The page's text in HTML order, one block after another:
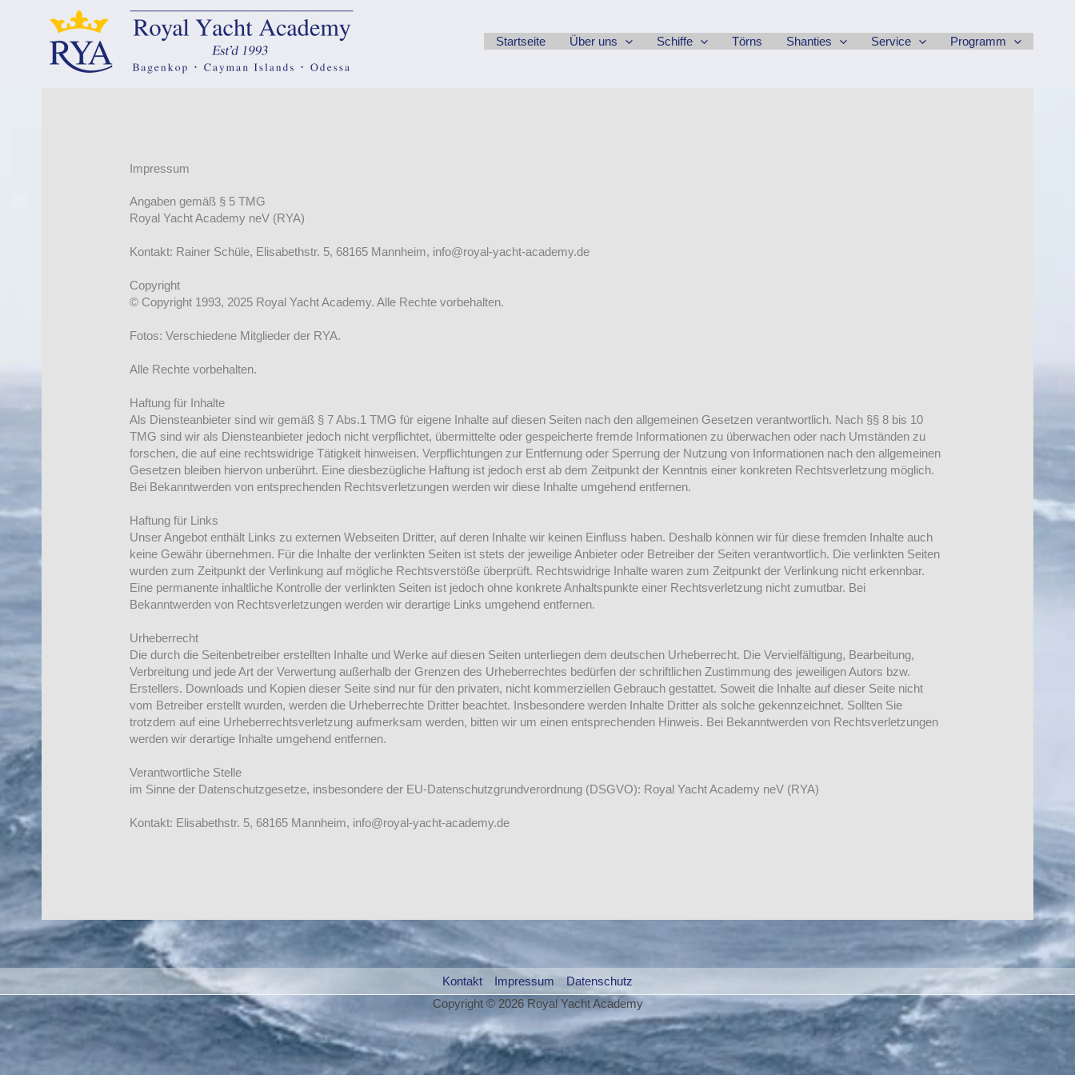
Startseite Über uns Schiffe Törns Shanties Service Programm
Impressum
Angaben gemäß § 5 TMG
Royal Yacht Academy neV (RYA)
Kontakt: Rainer Schüle, Elisabethstr. 5, 68165 Mannheim, info@royal-yacht-academy.de
Copyright
© Copyright 1993, 2025 Royal Yacht Academy. Alle Rechte vorbehalten.
Fotos: Verschiedene Mitglieder der RYA.
Alle Rechte vorbehalten.
Haftung für Inhalte
Als Diensteanbieter sind wir gemäß § 7 Abs.1 TMG für eigene Inhalte auf diesen Seiten nach den allgemeinen Gesetzen verantwortlich. Nach §§ 8 bis 10
TMG sind wir als Diensteanbieter jedoch nicht verpflichtet, übermittelte oder gespeicherte fremde Informationen zu überwachen oder nach Umständen zu
forschen, die auf eine rechtswidrige Tätigkeit hinweisen. Verpflichtungen zur Entfernung oder Sperrung der Nutzung von Informationen nach den allgemeinen
Gesetzen bleiben hiervon unberührt. Eine diesbezügliche Haftung ist jedoch erst ab dem Zeitpunkt der Kenntnis einer konkreten Rechtsverletzung möglich.
Bei Bekanntwerden von entsprechenden Rechtsverletzungen werden wir diese Inhalte umgehend entfernen.
Haftung für Links
Unser Angebot enthält Links zu externen Webseiten Dritter, auf deren Inhalte wir keinen Einfluss haben. Deshalb können wir für diese fremden Inhalte auch
keine Gewähr übernehmen. Für die Inhalte der verlinkten Seiten ist stets der jeweilige Anbieter oder Betreiber der Seiten verantwortlich. Die verlinkten Seiten
wurden zum Zeitpunkt der Verlinkung auf mögliche Rechtsverstöße überprüft. Rechtswidrige Inhalte waren zum Zeitpunkt der Verlinkung nicht erkennbar.
Eine permanente inhaltliche Kontrolle der verlinkten Seiten ist jedoch ohne konkrete Anhaltspunkte einer Rechtsverletzung nicht zumutbar. Bei
Bekanntwerden von Rechtsverletzungen werden wir derartige Links umgehend entfernen.
Urheberrecht
Die durch die Seitenbetreiber erstellten Inhalte und Werke auf diesen Seiten unterliegen dem deutschen Urheberrecht. Die Vervielfältigung, Bearbeitung,
Verbreitung und jede Art der Verwertung außerhalb der Grenzen des Urheberrechtes bedürfen der schriftlichen Zustimmung des jeweiligen Autors bzw.
Erstellers. Downloads und Kopien dieser Seite sind nur für den privaten, nicht kommerziellen Gebrauch gestattet. Soweit die Inhalte auf dieser Seite nicht
vom Betreiber erstellt wurden, werden die Urheberrechte Dritter beachtet. Insbesondere werden Inhalte Dritter als solche gekennzeichnet. Sollten Sie
trotzdem auf eine Urheberrechtsverletzung aufmerksam werden, bitten wir um einen entsprechenden Hinweis. Bei Bekanntwerden von Rechtsverletzungen
werden wir derartige Inhalte umgehend entfernen.
Verantwortliche Stelle
im Sinne der Datenschutzgesetze, insbesondere der EU-Datenschutzgrundverordnung (DSGVO): Royal Yacht Academy neV (RYA)
Kontakt: Elisabethstr. 5, 68165 Mannheim, info@royal-yacht-academy.de
Kontakt Impressum
Datenschutz
Copyright © 2026 Royal Yacht Academy